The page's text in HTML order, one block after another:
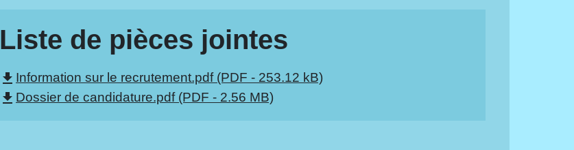
Liste de pièces jointes
file_downloadInformation sur le recrutement.pdf (PDF - 253.12 kB)
file_downloadDossier de candidature.pdf (PDF - 2.56 MB)